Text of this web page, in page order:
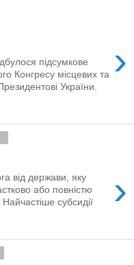
›
підсумкове
Конгресу місцевих та
України.
›
від держави, яку
або повністю
субсидії